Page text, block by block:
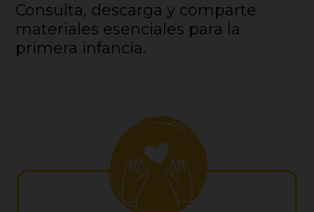
Consulta, descarga y comparte
materiales esenciales para la
primera infancia.